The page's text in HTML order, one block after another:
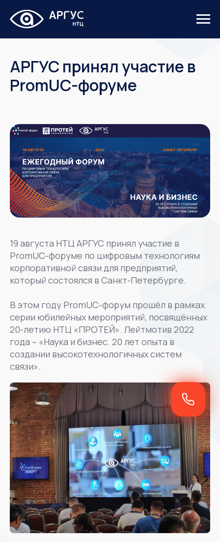
АРГУС принял участие в
PromUC-форуме
19 августа НТЦ АРГУС принял участие в
PromUC-форуме по цифровым технологиям
корпоративной связи для предприятий,
который состоялся в Санкт-Петербурге.
В этом году PromUC-форум прошёл в рамках
серии юбилейных мероприятий, посвящённых
20-летию НТЦ «ПРОТЕЙ». Лейтмотив 2022
года – «Наука и бизнес. 20 лет опыта в
создании высокотехнологичных систем
связи».